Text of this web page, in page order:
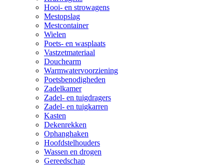
Hooi- en strowagens
Mestopslag
Mestcontainer
Wielen
Poets- en wasplaats
Vastzetmateriaal
Douchearm
Warmwatervoorziening
Poetsbenodigheden
Zadelkamer
Zadel- en tuigdragers
Zadel- en tuigkarren
Kasten
Dekenrekken
Ophanghaken
Hoofdstelhouders
Wassen en drogen
Gereedschap